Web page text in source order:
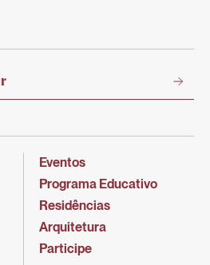
Eventos
Programa Educativo
Residências
Arquitetura
Participe